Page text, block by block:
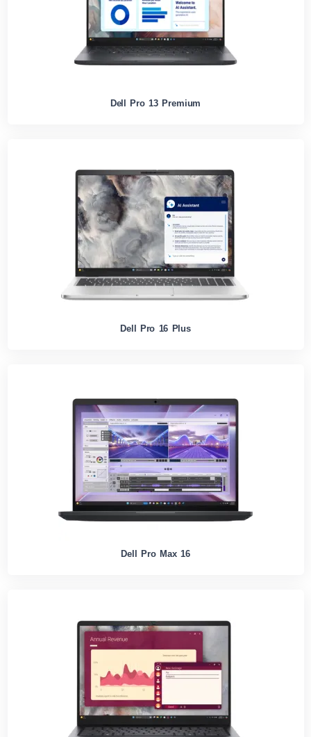
Dell Pro 13 Premium
Dell Pro 16 Plus
Dell Pro Max 16